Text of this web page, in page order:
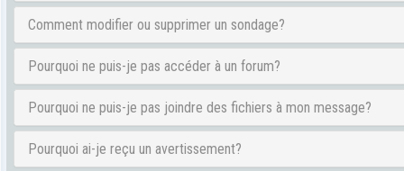
Comment modifier ou supprimer un sondage?
Pourquoi ne puis-je pas accéder à un forum?
Pourquoi ne puis-je pas joindre des fichiers à mon message?
Pourquoi ai-je reçu un avertissement?